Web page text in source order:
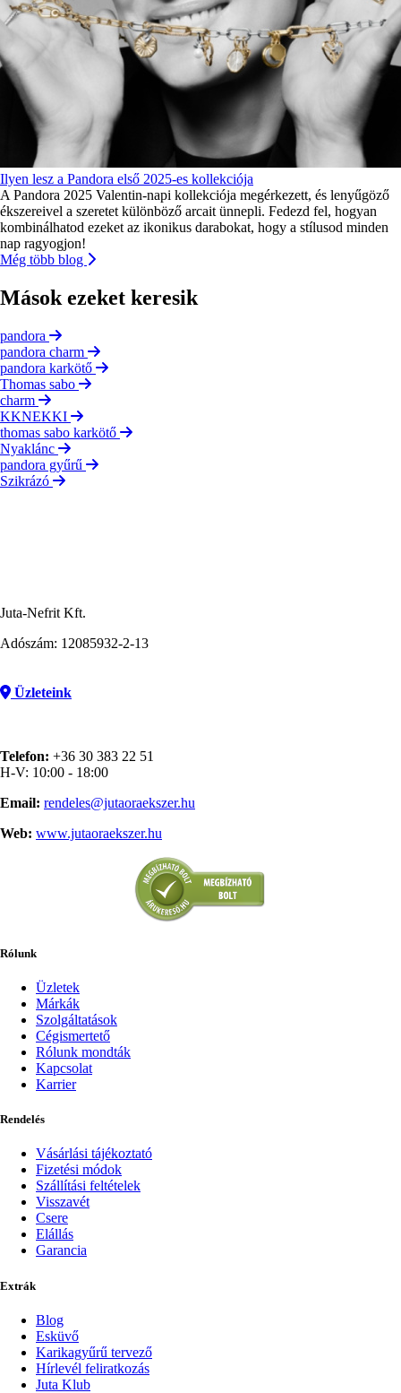
Ilyen lesz a Pandora első 2025-es kollekciója
A Pandora 2025 Valentin-napi kollekciója megérkezett, és lenyűgöző
ékszereivel a szeretet különböző arcait ünnepli. Fedezd fel, hogyan
kombinálhatod ezeket az ikonikus darabokat, hogy a stílusod minden
nap ragyogjon!
Még több blog
Mások ezeket keresik
pandora
pandora charm
pandora karkötő
Thomas sabo
charm
KKNEKKI
thomas sabo karkötő
Nyaklánc
pandora gyűrű
Szikrázó
Juta-Nefrit Kft.
Adószám: 12085932-2-13
Üzleteink
Telefon: +36 30 383 22 51
H-V: 10:00 - 18:00
Email: rendeles@jutaoraekszer.hu
Web: www.jutaoraekszer.hu
Rólunk
Üzletek
Márkák
Szolgáltatások
Cégismertető
Rólunk mondták
Kapcsolat
Karrier
Rendelés
Vásárlási tájékoztató
Fizetési módok
Szállítási feltételek
Visszavét
Csere
Elállás
Garancia
Extrák
Blog
Esküvő
Karikagyűrű tervező
Hírlevél feliratkozás
Juta Klub